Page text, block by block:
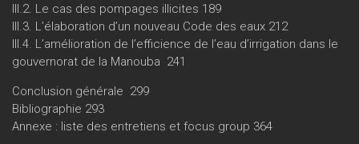
III.2. Le cas des pompages illicites 189
III.3. L’élaboration d’un nouveau Code des eaux 212
III.4. L’amélioration de l’efficience de l’eau d’irrigation dans le
gouvernorat de la Manouba 241
Conclusion générale 299
Bibliographie 293
Annexe : liste des entretiens et focus group 364